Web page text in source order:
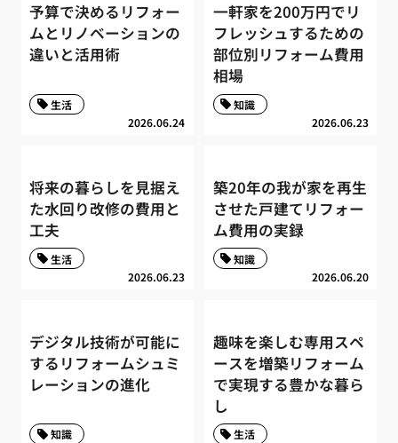
予算で決めるリフォー
ムとリノベーションの
違いと活用術
2026.06.24
生活
一軒家を200万円でリ
フレッシュするための
部位別リフォーム費用
相場
2026.06.23
知識
将来の暮らしを見据え
た水回り改修の費用と
工夫
2026.06.23
生活
築20年の我が家を再生
させた戸建てリフォー
ム費用の実録
2026.06.20
知識
デジタル技術が可能に
するリフォームシュミ
レーションの進化
知識
趣味を楽しむ専用スペ
ースを増築リフォーム
で実現する豊かな暮ら
し
生活